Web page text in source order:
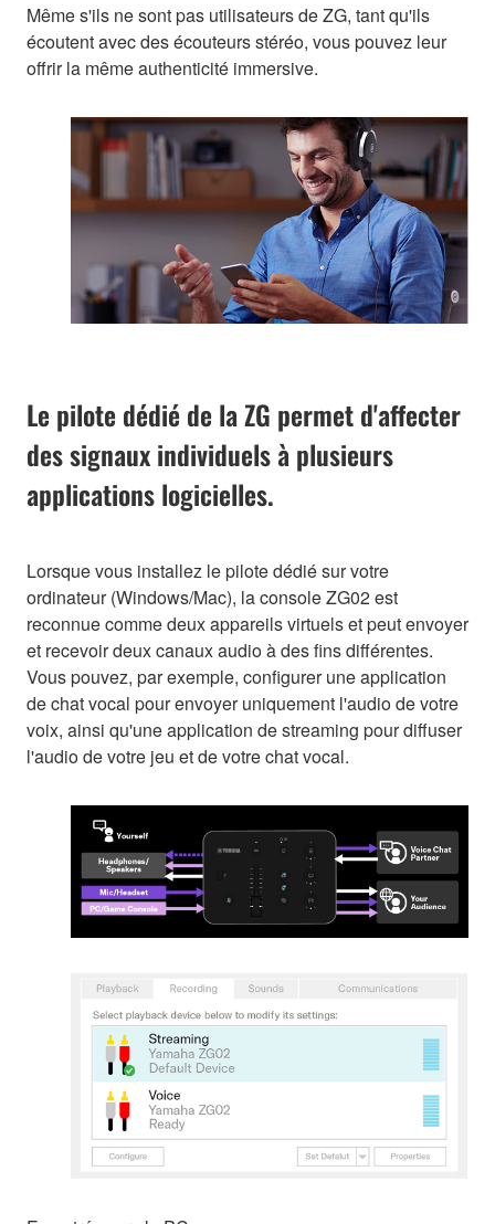
Même s'ils ne sont pas utilisateurs de ZG, tant qu'ils
écoutent avec des écouteurs stéréo, vous pouvez leur
offrir la même authenticité immersive.
Le pilote dédié de la ZG permet d'affecter
des signaux individuels à plusieurs
applications logicielles.
Lorsque vous installez le pilote dédié sur votre
ordinateur (Windows/Mac), la console ZG02 est
reconnue comme deux appareils virtuels et peut envoyer
et recevoir deux canaux audio à des fins différentes.
Vous pouvez, par exemple, configurer une application
de chat vocal pour envoyer uniquement l'audio de votre
voix, ainsi qu'une application de streaming pour diffuser
l'audio de votre jeu et de votre chat vocal.